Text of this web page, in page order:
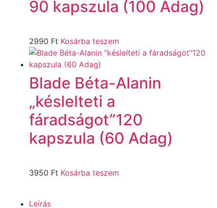
90 kapszula (100 Adag)
2990 Ft Kosárba teszem
Blade Béta-Alanin
„késlelteti a
fáradságot”120
kapszula (60 Adag)
3950 Ft Kosárba teszem
Leírás